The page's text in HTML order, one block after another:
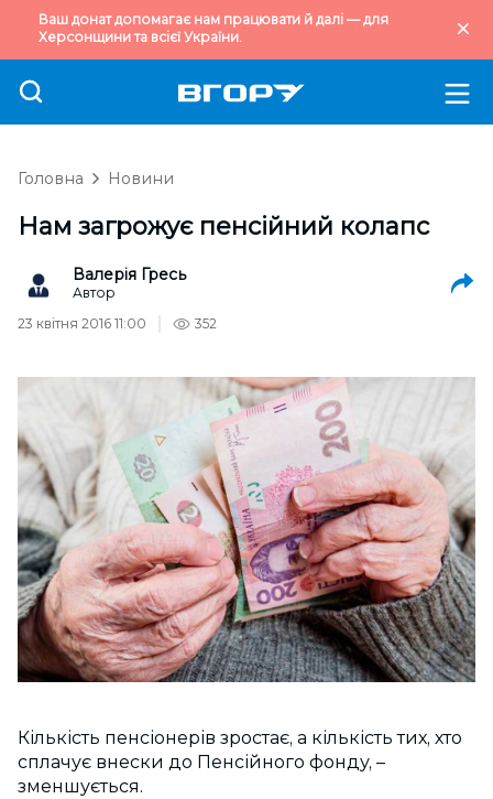
Ваш донат допомагає нам працювати й далі — для
Херсонщини та всієї України.
Головна Новини
Нам загрожує пенсійний колапс
Валерія Гресь
Автор
23 квітня 2016 11:00
352
Кількість пенсіонерів зростає, а кількість тих, хто
сплачує внески до Пенсійного фонду, –
зменшується.